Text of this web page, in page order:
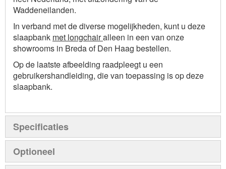
Waddeneilanden.
In verband met de diverse mogelijkheden, kunt u deze
slaapbank met longchairalleen in een van onze
showrooms in Breda of Den Haag bestellen.
Op de laatste afbeelding raadpleegt u een
gebruikershandleiding, die van toepassing is op deze
slaapbank.
Specificaties
Optioneel